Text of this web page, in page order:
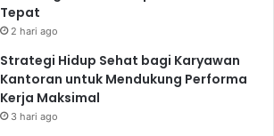
Tepat
2 hari ago
Strategi Hidup Sehat bagi Karyawan
Kantoran untuk Mendukung Performa
Kerja Maksimal
3 hari ago